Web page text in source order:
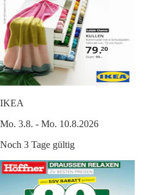
IKEA
Mo. 3.8. - Mo. 10.8.2026
Noch 3 Tage gültig